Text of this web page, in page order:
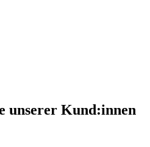
unserer Kund:innen